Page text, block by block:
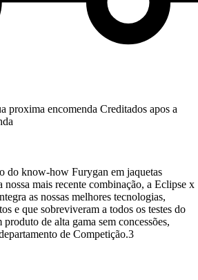
proxima encomenda Creditados apos a
do know-how Furygan em jaquetas
nossa mais recente combinação, a Eclipse x
as nossas melhores tecnologias,
e que sobreviveram a todos os testes do
de alta gama sem concessões,
de Competição.3